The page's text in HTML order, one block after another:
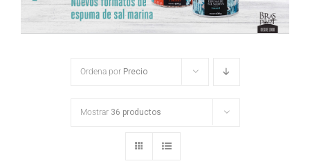
Ordena por Precio
Mostrar 36 productos